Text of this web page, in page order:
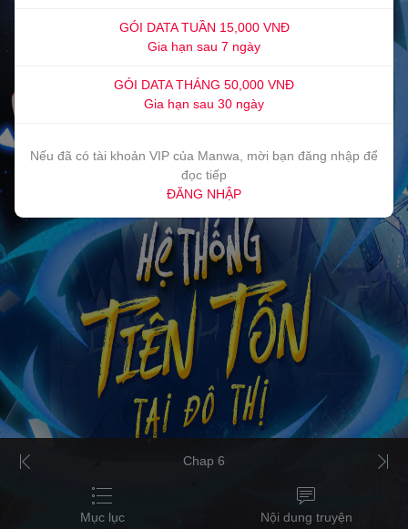
Chap 6
Mục lục Nội dung truyện
GÓI DATA TUẦN 15,000 VNĐ
Gia hạn sau 7 ngày
GÓI DATA THÁNG 50,000 VNĐ
Gia hạn sau 30 ngày
Nếu đã có tài khoản VIP của Manwa, mời bạn đăng nhập để
đọc tiếp
ĐĂNG NHẬP